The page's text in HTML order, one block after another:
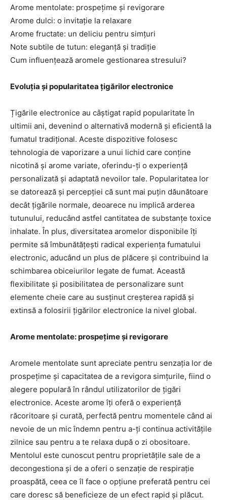
Arome mentolate: prospețime și revigorare
Arome dulci: o invitație la relaxare
Arome fructate: un deliciu pentru simțuri
Note subtile de tutun: eleganță și tradiție
Cum influențează aromele gestionarea stresului?
Evoluția și popularitatea țigărilor electronice
Țigările electronice au câștigat rapid popularitate în
ultimii ani, devenind o alternativă modernă și eficientă la
fumatul tradițional. Aceste dispozitive folosesc
tehnologia de vaporizare a unui lichid care conține
nicotină și arome variate, oferindu-ți o experiență
personalizată și adaptată nevoilor tale. Popularitatea lor
se datorează și percepției că sunt mai puțin dăunătoare
decât țigările normale, deoarece nu implică arderea
tutunului, reducând astfel cantitatea de substanțe toxice
inhalate. În plus, diversitatea aromelor disponibile îți
permite să îmbunătățești radical experiența fumatului
electronic, aducând un plus de plăcere și contribuind la
schimbarea obiceiurilor legate de fumat. Această
flexibilitate și posibilitatea de personalizare sunt
elemente cheie care au susținut creșterea rapidă și
extinsă a folosirii țigărilor electronice la nivel global.
Arome mentolate: prospețime și revigorare
Aromele mentolate sunt apreciate pentru senzația lor de
prospețime și capacitatea de a revigora simțurile, fiind o
alegere populară în rândul utilizatorilor de țigări
electronice. Aceste arome îți oferă o experiență
răcoritoare și curată, perfectă pentru momentele când ai
nevoie de un mic îndemn pentru a-ți continua activitățile
zilnice sau pentru a te relaxa după o zi obositoare.
Mentolul este cunoscut pentru proprietățile sale de a
decongestiona și de a oferi o senzație de respirație
proaspătă, ceea ce îl face o opțiune preferată pentru cei
care doresc să beneficieze de un efect rapid și plăcut.